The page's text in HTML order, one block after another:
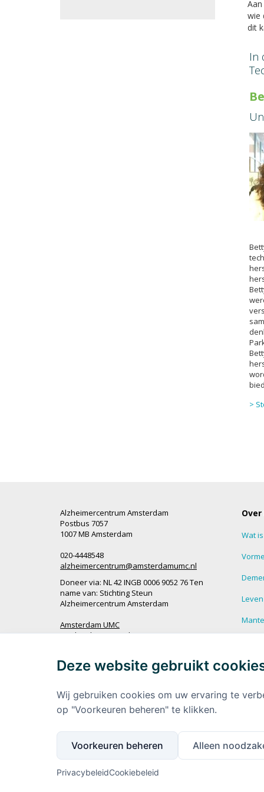
wie
dit
In
>
Alzheimercentrum Amsterdam
Postbus 7057
1007 MB Amsterdam
020-4448548
alzheimercentrum@amsterdamumc.nl
Doneer via: NL 42 INGB 0006 9052 76 Ten
name van: Stichting Steun
Alzheimercentrum Amsterdam
Amsterdam UMC
Werken bij Amsterdam UMC
Ik wil op de hoogte blijven
Wat
Meer
Deze website gebruikt
Wij gebruiken cookies om uw ervaring te
op "Voorkeuren beheren" te klikken.
Voorkeuren beheren Alleen
PrivacybeleidCookiebeleid